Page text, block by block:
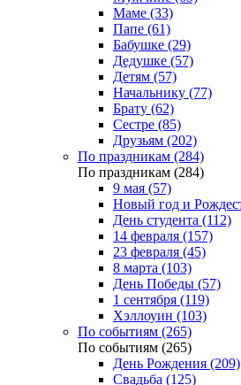
Маме (33)
Папе (61)
Бабушке (29)
Дедушке (57)
Детям (57)
Начальнику (77)
Брату (62)
Сестре (85)
Друзьям (202)
По праздникам (284)
По праздникам (284)
9 мая (57)
Новый год и
День студента (112)
14 февраля (157)
23 февраля (45)
8 марта (103)
День Победы (57)
1 сентября (119)
Хэллоуин (103)
По событиям (265)
По событиям (265)
День Рождения (209)
Свадьба (125)